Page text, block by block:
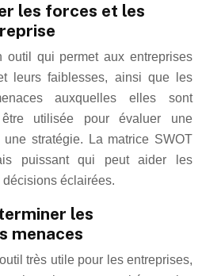
les forces et les
outil qui permet aux entreprises
leurs faiblesses, ainsi que les
auxquelles elles sont
utilisée pour évaluer une
stratégie. La matrice SWOT
puissant qui peut aider les
éclairées.
les
menaces
très utile pour les entreprises,